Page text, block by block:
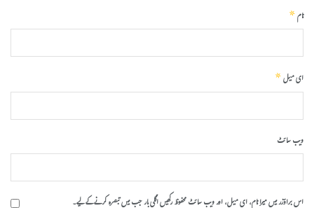
نام*
ای میل*
ویب‌ سائٹ
اس براؤزر میں میرا نام، ای میل، اور ویب سائٹ محفوظ رکھیں اگلی بار جب میں تبصرہ کرنے کےلیے۔